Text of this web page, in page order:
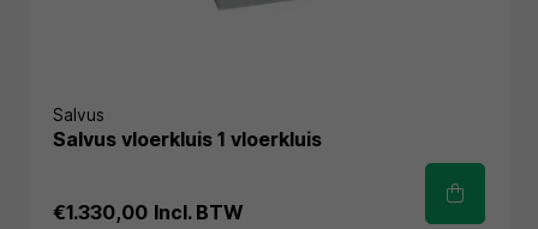
Salvus
Salvus vloerkluis 1 vloerkluis
€1.330,00 Incl. BTW